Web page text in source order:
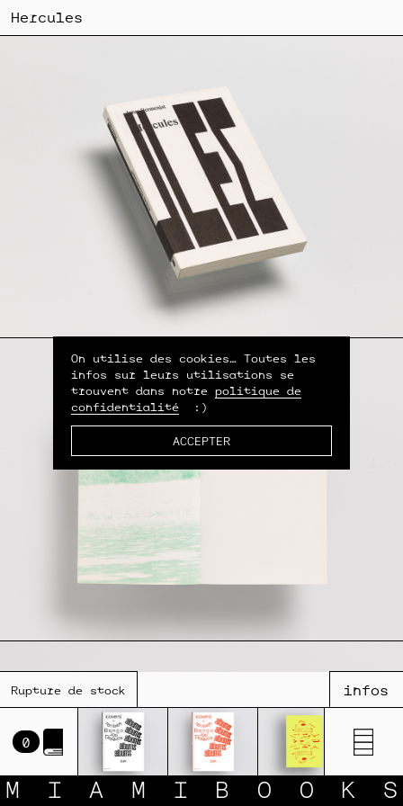
On utilise des cookies… Toutes les
infos sur leurs utilisations se
trouvent dans notre politique de
confidentialité :)
ACCEPTER
M I A M I B O O K S
0
Hercules
infos
Rupture de stock